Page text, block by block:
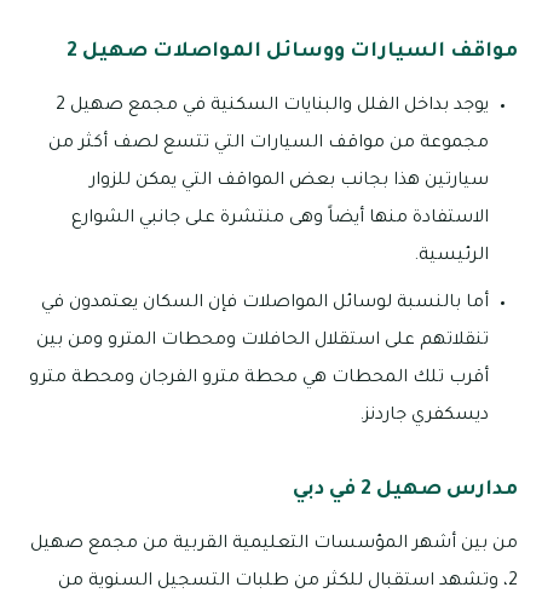
مواقف السيارات ووسائل المواصلات صهيل 2
يوجد بداخل الفلل والبنايات السكنية في مجمع صهيل 2
مجموعة من مواقف السيارات التي تتسع لصف أكثر من
سيارتين هذا بجانب بعض المواقف التي يمكن للزوار
الاستفادة منها أيضاً وهى منتشرة على جانبي الشوارع
الرئيسية.
أما بالنسبة لوسائل المواصلات فإن السكان يعتمدون في
تنقلاتهم على استقلال الحافلات ومحطات المترو ومن بين
أقرب تلك المحطات هي محطة مترو الفرجان ومحطة مترو
ديسكفري جاردنز.
مدارس صهيل 2 في دبي
من بين أشهر المؤسسات التعليمية القربية من مجمع صهيل
2، وتشهد استقبال للكثر من طلبات التسجيل السنوية من